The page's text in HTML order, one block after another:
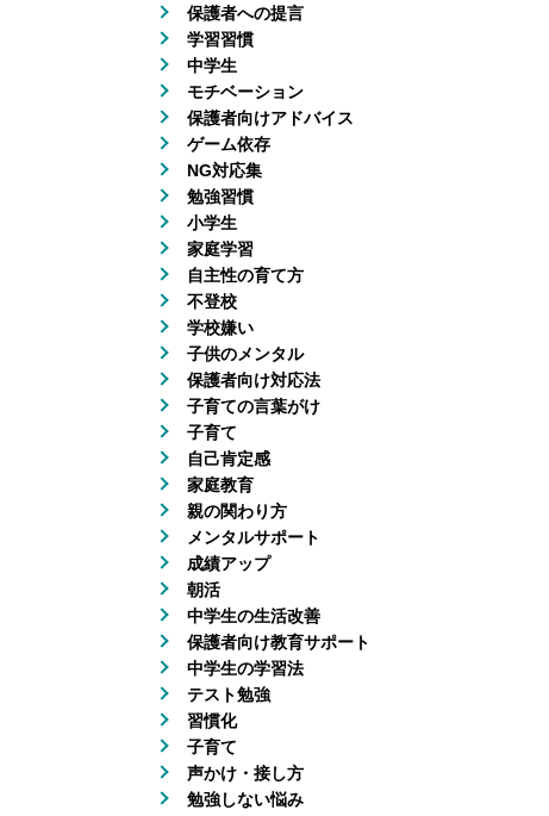
保護者への提言
学習習慣
中学生
モチベーション
保護者向けアドバイス
ゲーム依存
NG対応集
勉強習慣
小学生
家庭学習
自主性の育て方
不登校
学校嫌い
子供のメンタル
保護者向け対応法
子育ての言葉がけ
子育て
自己肯定感
家庭教育
親の関わり方
メンタルサポート
成績アップ
朝活
中学生の生活改善
保護者向け教育サポート
中学生の学習法
テスト勉強
習慣化
子育て
声かけ・接し方
勉強しない悩み